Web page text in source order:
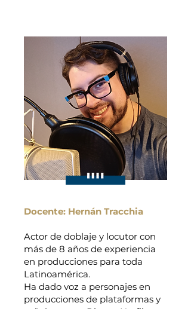
Docente: Hernán Tracchia
Actor de doblaje y locutor con
más de 8 años de experiencia
en producciones para toda
Latinoamérica.
Ha dado voz a personajes en
producciones de plataformas y